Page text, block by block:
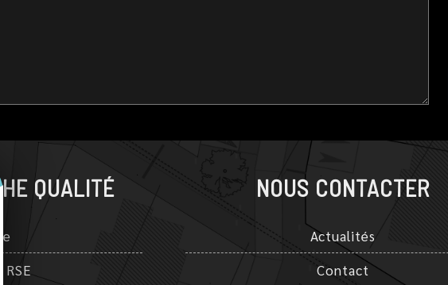
QUALITÉ NOUS CONTACTER
Actualités
Contact